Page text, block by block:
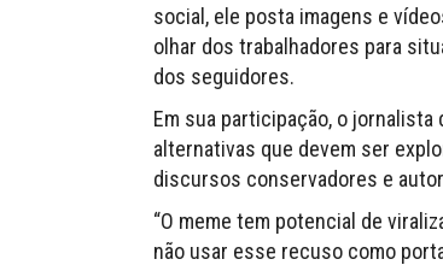
social, ele posta imagens e
olhar dos trabalhadores para
dos seguidores.
Em sua participação, o
alternativas que devem ser
discursos conservadores e
“O meme tem potencial de
não usar esse recuso como